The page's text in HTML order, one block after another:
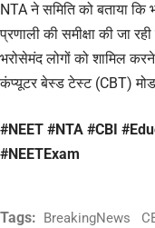
NTA ने समिति को बताया कि
प्रणाली की समीक्षा की जा
भरोसेमंद लोगों को शामिल
कंप्यूटर बेस्ड टेस्ट (CBT)
#NEET #NTA #CBI
#NEETExam
Tags: BreakingNews